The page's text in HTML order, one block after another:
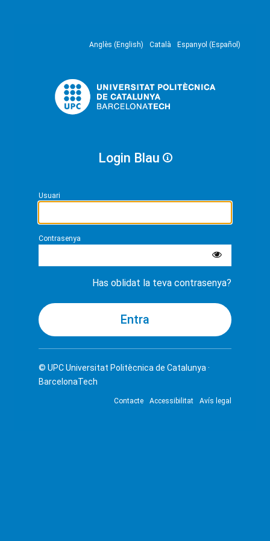
Anglès (English) Català Espanyol (Español)
Login Blau
Usuari
Contrasenya
Has oblidat la teva contrasenya?
© UPCUniversitat Politècnica de Catalunya ·
BarcelonaTech
Contacte Accessibilitat Avís legal